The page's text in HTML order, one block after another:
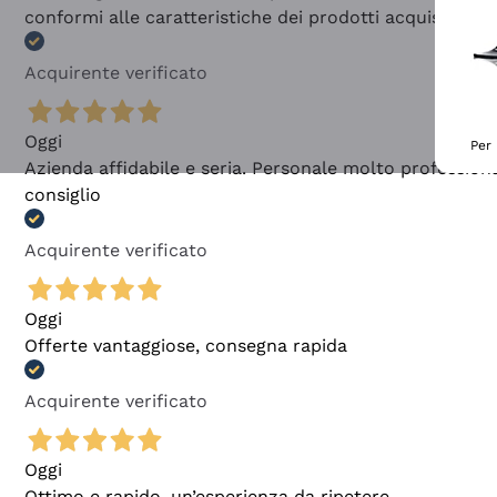
conformi alle caratteristiche dei prodotti acquistati
Acquirente verificato
Oggi
Azienda affidabile e seria. Personale molto
consiglio
Acquirente verificato
Oggi
Offerte vantaggiose, consegna rapida
Acquirente verificato
Oggi